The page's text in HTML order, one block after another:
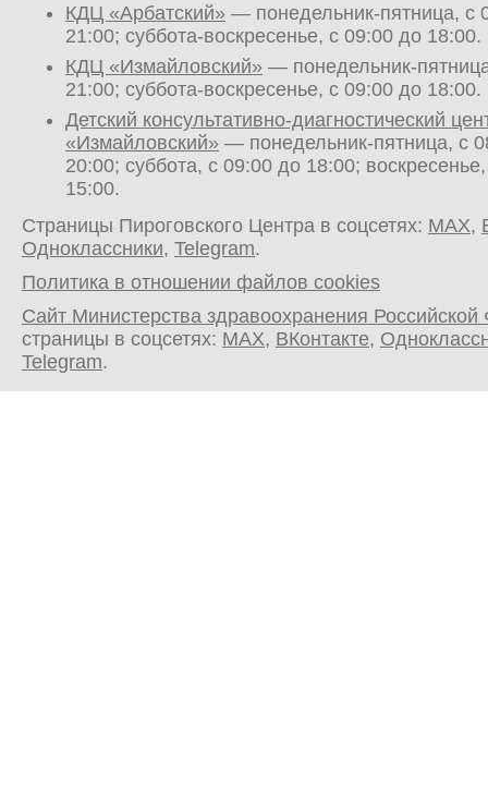
КДЦ «Арбатский» — понедельник-пятница, с
21:00; суббота-воскресенье, с 09:00 до 18:00.
КДЦ «Измайловский» — понедельник-
21:00; суббота-воскресенье, с 09:00 до 18:00.
Детский консультативно-диагностический
«Измайловский» — понедельник-пятница, с
20:00; суббота, с 09:00 до 18:00;
15:00.
Страницы Пироговского Центра в соцсетях: MAX,
Одноклассники, Telegram.
Политика в отношении файлов cookies
Сайт Министерства здравоохранения
страницы в соцсетях: MAX, ВКонтакте,
Telegram.